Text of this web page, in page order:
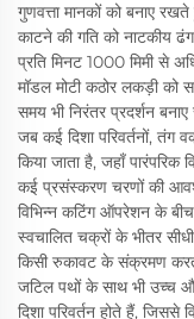
गुणवत्ता मानकों को बनाए
काटने की गति को नाटकीय
प्रति मिनट 1000 मिमी से
मॉडल मोटी कठोर लकड़ी को
समय भी निरंतर प्रदर्शन
जब कई दिशा परिवर्तनों, तंग
किया जाता है, जहाँ पारंपरिक
कई प्रसंस्करण चरणों की
विभिन्न कटिंग ऑपरेशन के
स्वचालित चक्रों के भीतर
किसी रुकावट के संक्रमण
जटिल पथों के साथ भी उच्च
दिशा परिवर्तन होते हैं, जिससे